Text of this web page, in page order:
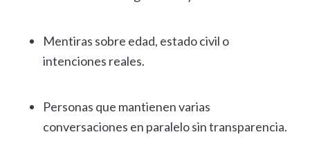
Mentiras sobre edad, estado civil o
intenciones reales.
Personas que mantienen varias
conversaciones en paralelo sin transparencia.